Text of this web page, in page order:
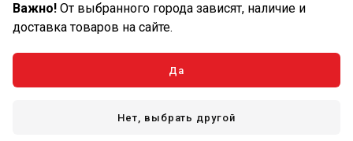
Сталь AISI 310 (аустенитная жаростойкая сталь ГОСТ
20Х23Н18) применяется в производстве труб с рабочей
AISI 304 (аустенитная, ГОСТ 08Х18Н10) применяется в
Возможно изготовление нестандартного дымохода из стали
Важно! От выбранного города зависят, наличие и
доставка товаров на сайте.
Да
Нет, выбрать другой